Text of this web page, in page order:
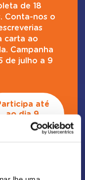
de 18
Conta-nos o
carta ao
Campanha
de julho a 9
até
ao dia 9
Agosto 2026